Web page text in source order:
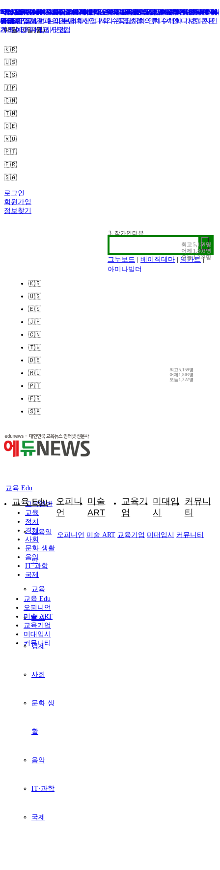
즐겨찾기
RSS 구독
08월 10일(월)
🇰🇷
🇺🇸
🇪🇸
🇯🇵
🇨🇳
🇹🇼
🇩🇪
🇷🇺
🇵🇹
🇫🇷
🇸🇦
로그인
회원가입
정보찾기
최고5,159명
어제 1,803명
오늘1,222명
1. 추천검색어
3. 작가인터뷰
그누보드 베이직테마 영카트 |
아미나빌더
🇰🇷
🇺🇸
🇪🇸
🇯🇵
🇨🇳
🇹🇼
🇩🇪
🇷🇺
🇵🇹
🇫🇷
🇸🇦
최고5,159명
어제 1,803명
오늘 1,222명
교육 Edu
교육일
반
교육
정치
경제
사회
문화·생
활
음악
IT·과학
국제
오피니
언
미술
ART
교육기
업
미대입
시
커뮤니
티
교육 Edu
교육일반
교육
정치
경제
사회
문화·생활
음악
IT·과학
국제
오피니언 미술 ART 교육기업 미대입시 커뮤니티
교육 Edu
오피니언
미술 ART
교육기업
미대입시
커뮤니티
국교위, 수능 전 과목 절대평가 서·논술형 문항 도입 검토…현 초6 2033학
년도 대입 개편 논의 본격화
학부모가 가장 선호한 대학은?…서울대 1위, 고려대·연세대·성균관대 뒤
이어
2026 QS 세계대학평가, 서울대 38위 ‘국내 1위’… 연세대 50위·고려대 61
위 동반 상승
내신 5등급제 첫해, 일반고 학업중단자 1만8661명…고1 자퇴생 첫 1만명
돌파
“국·영은 쉬워지고 수학은 비슷”…2027 수능 첫 모평, N수생 9만7000명
‘역대급’
“졸업생 9만명 돌파”…2027학년도 수능 6월 모의평가 지원자 역대급 N수
생 증가
2026 덕성여대 수시등급 - 덕성여자대학교 내신등급 수능최저 경쟁률 입
시결과 입결 미대 아트앤디자인대학 수묵담채화 인체수채화 기초디자인
기초소양 미대입시닷컴
2026 경희대 수시등급 - 경희대학교 서울·국제캠퍼스 내신등급 수능최저
경쟁률 입시결과 입결 미대 산업 시각 환경조경 의류디자인 디지털콘텐
츠 도예 미대입시닷컴
하버드대, 학부 A학점 비율 제한 도입…“학점 인플레이션 막는다”
“스승의 날 케이크는 교사 빼고?”…경북교육청 청탁금지법 안내 논란 확
산